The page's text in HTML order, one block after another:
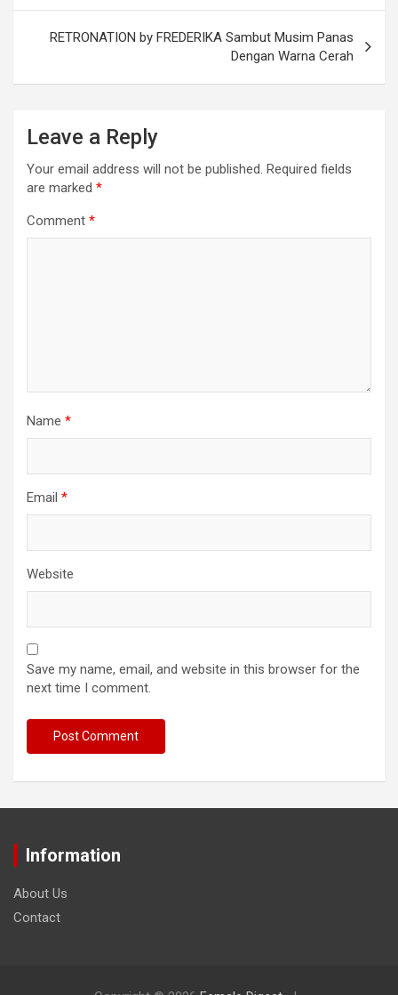
RETRONATION by FREDERIKA Sambut Musim Panas
Dengan Warna Cerah
Leave a Reply
Your email address will not be published. Required fields
are marked *
Comment *
Name *
Email *
Website
Save my name, email, and website in this browser for the
next time I comment.
Information
About Us
Contact